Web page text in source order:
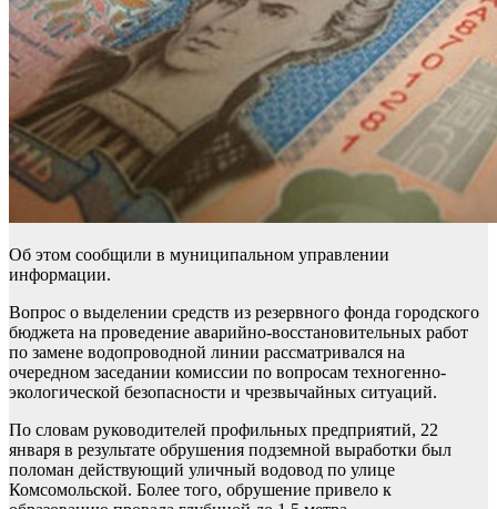
Об этом сообщили в муниципальном управлении
информации.
Вопрос о выделении средств из резервного фонда городского
бюджета на проведение аварийно-восстановительных работ
по замене водопроводной линии рассматривался на
очередном заседании комиссии по вопросам техногенно-
экологической безопасности и чрезвычайных ситуаций.
По словам руководителей профильных предприятий, 22
января в результате обрушения подземной выработки был
поломан действующий уличный водовод по улице
Комсомольской. Более того, обрушение привело к